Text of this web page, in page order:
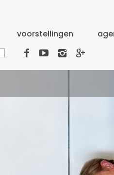
voorstellingen
   